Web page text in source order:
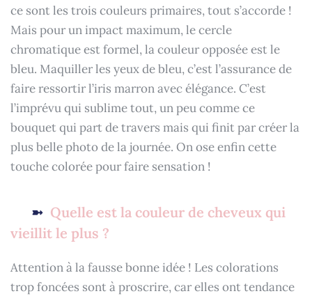
ce sont les trois couleurs primaires, tout s’accorde !
Mais pour un impact maximum, le cercle
chromatique est formel, la couleur opposée est le
bleu. Maquiller les yeux de bleu, c’est l’assurance de
faire ressortir l’iris marron avec élégance. C’est
l’imprévu qui sublime tout, un peu comme ce
bouquet qui part de travers mais qui finit par créer la
plus belle photo de la journée. On ose enfin cette
touche colorée pour faire sensation !
Quelle est la couleur de cheveux qui
vieillit le plus ?
Attention à la fausse bonne idée ! Les colorations
trop foncées sont à proscrire, car elles ont tendance